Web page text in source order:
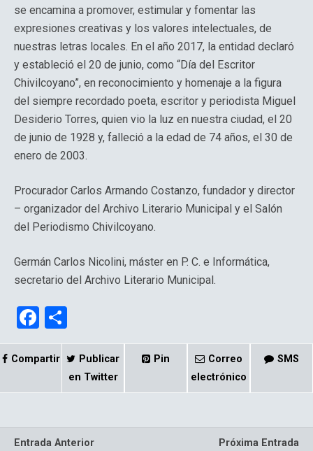
se encamina a promover, estimular y fomentar las
expresiones creativas y los valores intelectuales, de
nuestras letras locales. En el año 2017, la entidad declaró
y estableció el 20 de junio, como “Día del Escritor
Chivilcoyano”, en reconocimiento y homenaje a la figura
del siempre recordado poeta, escritor y periodista Miguel
Desiderio Torres, quien vio la luz en nuestra ciudad, el 20
de junio de 1928 y, falleció a la edad de 74 años, el 30 de
enero de 2003.
Procurador Carlos Armando Costanzo, fundador y director
– organizador del Archivo Literario Municipal y el Salón
del Periodismo Chivilcoyano.
Germán Carlos Nicolini, máster en P. C. e Informática,
secretario del Archivo Literario Municipal.
F
a
ce
o
m
p
Compartir
Publicar
en Twitter
Pin
Correo
electrónico
SMS
Entrada Anterior Próxima Entrada